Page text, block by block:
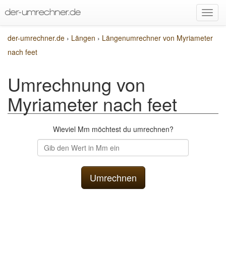
der-umrechner.de › Längen › Längenumrechner von Myriameter
nach feet
Umrechnung von
Myriameter nach feet
Wieviel Mm möchtest du umrechnen?